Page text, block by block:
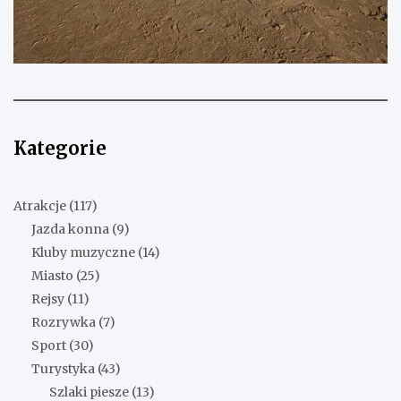
Kategorie
Atrakcje (117)
Jazda konna (9)
Kluby muzyczne (14)
Miasto (25)
Rejsy (11)
Rozrywka (7)
Sport (30)
Turystyka (43)
Szlaki piesze (13)